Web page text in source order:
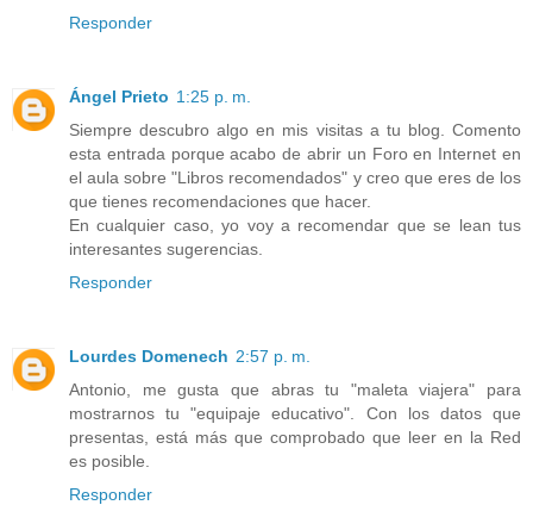
Responder
Ángel Prieto 1:25 p. m.
Siempre descubro algo en mis visitas a tu blog. Comento
esta entrada porque acabo de abrir un Foro en Internet en
el aula sobre "Libros recomendados" y creo que eres de los
que tienes recomendaciones que hacer.
En cualquier caso, yo voy a recomendar que se lean tus
interesantes sugerencias.
Responder
Lourdes Domenech 2:57 p. m.
Antonio, me gusta que abras tu "maleta viajera" para
mostrarnos tu "equipaje educativo". Con los datos que
presentas, está más que comprobado que leer en la Red
es posible.
Responder